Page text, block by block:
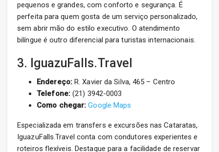
pequenos e grandes, com conforto e segurança. É
perfeita para quem gosta de um serviço personalizado,
sem abrir mão do estilo executivo. O atendimento
bilíngue é outro diferencial para turistas internacionais.
3. IguazuFalls.Travel
Endereço:R. Xavier da Silva, 465 – Centro
Telefone:(21) 3942-0003
Como chegar: Google Maps
Especializada em transfers e excursões nas Cataratas,
IguazuFalls.Travel conta com condutores experientes e
roteiros flexíveis. Destaque para a facilidade de reservar